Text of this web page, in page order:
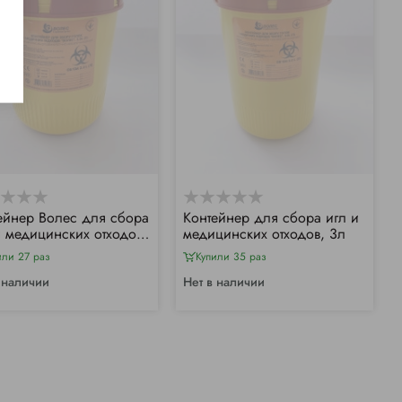
Волес для сбора
медицинских отходов,
27 раз
Контейнер для сбора игл и
медицинских отходов, 3л
Купили 35 раз
Нет в наличии